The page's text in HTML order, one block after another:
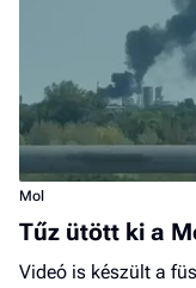
Mol
Tűz ütött ki a
Videó is készült a